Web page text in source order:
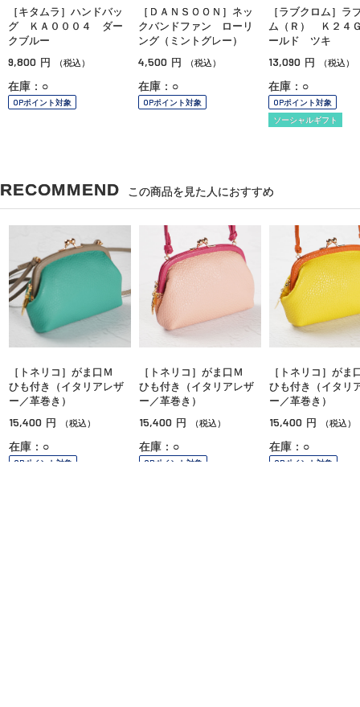
［キタムラ］ハンドバッ
グ ＫＡ０００４ ダー
クブルー
9,800 円 （税込）
在庫：○
OPポイント対象
［ＤＡＮＳＯＯＮ］ネッ
クバンドファン ローリ
ング（ミントグレー）
4,500 円 （税込）
在庫：○
OPポイント対象
［ラブクロム］ラ
ム（Ｒ） Ｋ２４
ールド ツキ
13,090 円 （税込）
在庫：○
OPポイント対象
ソーシャルギフト
RECOMMEND この商品を見た人におすすめ
［トネリコ］がま口Ｍ
ひも付き（イタリアレザ
ー／革巻き）
15,400 円 （税込）
在庫：○
OPポイント対象
［トネリコ］がま口Ｍ
ひも付き（イタリアレザ
ー／革巻き）
15,400 円 （税込）
在庫：○
OPポイント対象
［トネリコ］が
ひも付き（イタリ
ー／革巻き）
15,400 円 （税込）
在庫：○
OPポイント対象